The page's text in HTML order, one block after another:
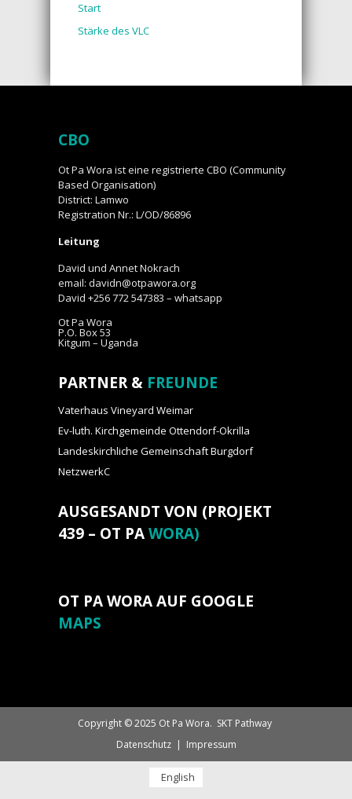
Start
Stärke des VLC
CBO
Ot Pa Wora ist eine registrierte CBO (Community
Based Organisation)
District: Lamwo
Registration Nr.: L/OD/86896
Leitung
David und Annet Nokrach
email: davidn@otpawora.org
David +256 772 547383 – whatsapp
Ot Pa Wora
P.O. Box 53
Kitgum – Uganda
PARTNER & FREUNDE
Vaterhaus Vineyard Weimar
Ev-luth. Kirchgemeinde Ottendorf-Okrilla
Landeskirchliche Gemeinschaft Burgdorf
NetzwerkC
AUSGESANDT VON (PROJEKT
439 – OT PAWORA)
OT PA WORA AUF GOOGLE
MAPS
Copyright © 2025 Ot Pa Wora. SKT Pathway
Datenschutz
Impressum
English